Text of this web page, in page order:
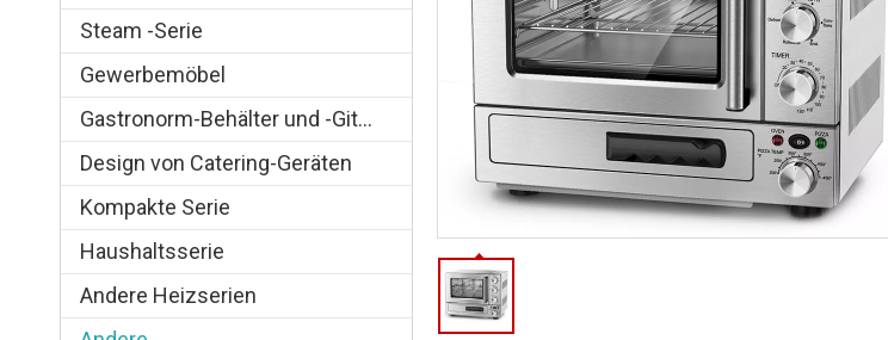
Steam -Serie
Gewerbemöbel
Gastronorm-Behälter und -Gitter
Design von Catering-Geräten
Kompakte Serie
Haushaltsserie
Andere Heizserien